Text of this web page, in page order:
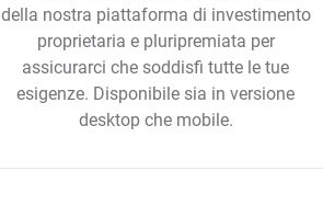
della nostra piattaforma di investimento
proprietaria e pluripremiata per
assicurarci che soddisfi tutte le tue
esigenze. Disponibile sia in versione
desktop che mobile.